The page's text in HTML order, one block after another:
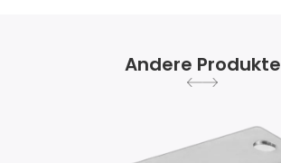
Andere Produkte